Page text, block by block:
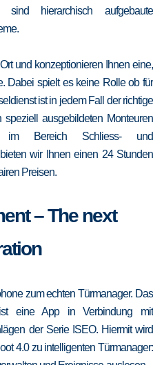
sind hierarchisch aufgebaute
und konzeptionieren Ihnen eine,
Dabei spielt es keine Rolle ob für
ist in jedem Fall der richtige
speziell ausgebildeten Monteuren
im Bereich Schliess- und
wir Ihnen einen 24 Stunden
Preisen.
– The next
zum echten Türmanager. Das
eine App in Verbindung mit
der Serie ISEO. Hiermit wird
4.0 zu intelligenten Türmanager: